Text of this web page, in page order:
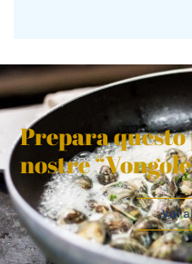
Prepara
nostre
Vai